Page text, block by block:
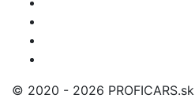
© 2020 - 2026 PROFICARS.sk